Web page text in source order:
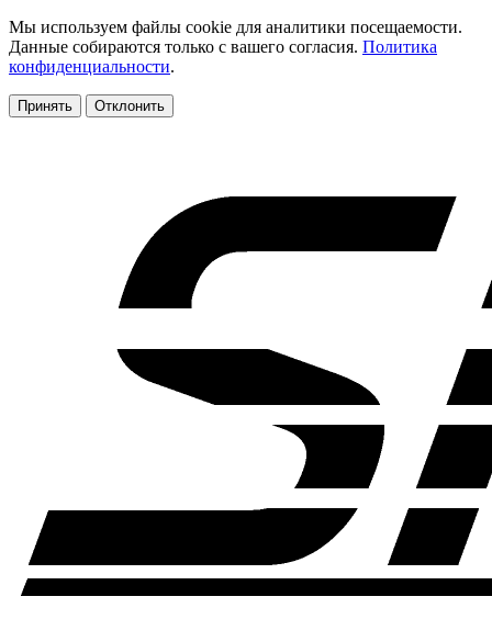
Мы используем файлы cookie для аналитики посещаемости.
Данные собираются только с вашего согласия. Политика
конфиденциальности.
Принять Отклонить